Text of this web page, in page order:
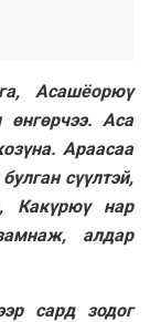
Асашёорюү
Аса
Араасаа
сүүлтэй,
Какүрюү нар
алдар
сард зодог